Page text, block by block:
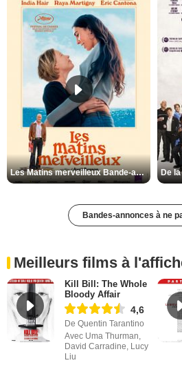
Les Matins merveilleux Bande-annonce VF
Bandes-annonces à ne
Meilleurs films à
Kill Bill: The Whole
Bloody Affair
4,6
De Quentin Tarantino
Avec Uma Thurman,
David Carradine, Lucy
Liu